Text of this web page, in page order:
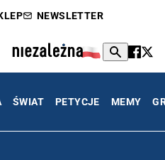
NEWSLETTER
ŚWIAT PETYCJE MEMY